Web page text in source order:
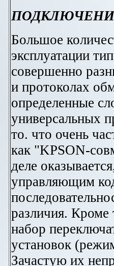
Большое
эксплуатации
совершенно
и протоколах
определенные
универсальных
то. что очень
как "KPSON-
деле
управляющим
различия. Кроме
набор
установок
Зачастую их